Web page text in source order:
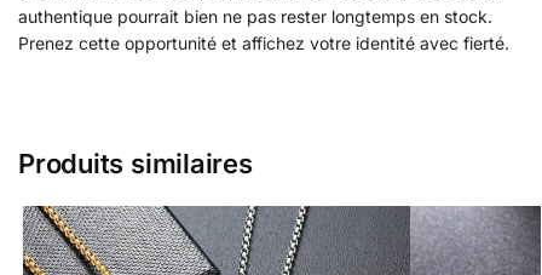
authentique pourrait bien ne pas rester longtemps en stock.
Prenez cette opportunité et affichez votre identité avec fierté.
Produits similaires